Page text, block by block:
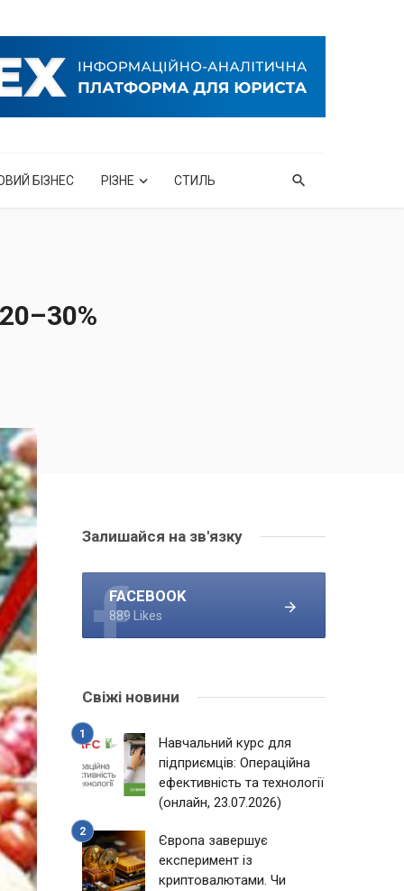
БІЗНЕС РІЗНЕ СТИЛЬ
Залишайся на зв'язку
FACEBOOK
889 Likes
Свіжі новини
Навчальний курс для
підприємців: Операційна
ефективність та технології
(онлайн, 23.07.2026)
Європа завершує
експеримент із
криптовалютами. Чи